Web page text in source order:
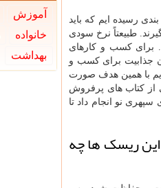
رسیده ایم که باید
طبیعتاً نرخ سودی
برای کسب و کارهای
جذابیت برای کسب و
با همین هدف صورت
از کتاب های پرفروش
نو انجام داد تا
ریسک ها چه
آموزش
خانواده
بهداشت